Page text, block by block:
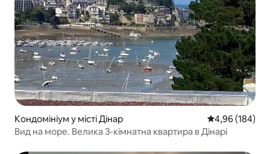
Кондомініум у місті Дінар Середня
4,96 (184)
Вид на море. Велика 3-кімнатна квартира в Дінарі